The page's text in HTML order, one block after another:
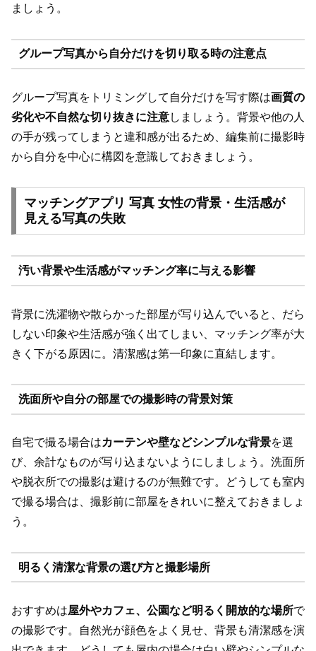
ましょう。
グループ写真から自分だけを切り取る時の注意点
グループ写真をトリミングして自分だけを写す際は画質の
劣化や不自然な切り抜きに注意しましょう。背景や他の人
の手が残ってしまうと違和感が出るため、編集前に撮影時
から自分を中心に構図を意識しておきましょう。
マッチングアプリ 写真 女性の背景・生活感が
見える写真の失敗
汚い背景や生活感がマッチング率に与える影響
背景に洗濯物や散らかった部屋が写り込んでいると、だら
しない印象や生活感が強く出てしまい、マッチング率が大
きく下がる原因に。清潔感は第一印象に直結します。
洗面所や自分の部屋での撮影時の背景対策
自宅で撮る場合はカーテンや壁などシンプルな背景を選
び、余計なものが写り込まないようにしましょう。洗面所
や脱衣所での撮影は避けるのが無難です。どうしても室内
で撮る場合は、撮影前に部屋をきれいに整えておきましょ
う。
明るく清潔な背景の選び方と撮影場所
おすすめは屋外やカフェ、公園など明るく開放的な場所で
の撮影です。自然光が顔色をよく見せ、背景も清潔感を演